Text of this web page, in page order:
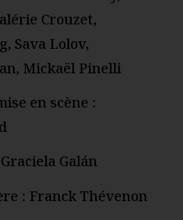
Crouzet,
Sava Lolov,
Mickaël Pinelli
en scène :
Galán
: Franck Thévenon